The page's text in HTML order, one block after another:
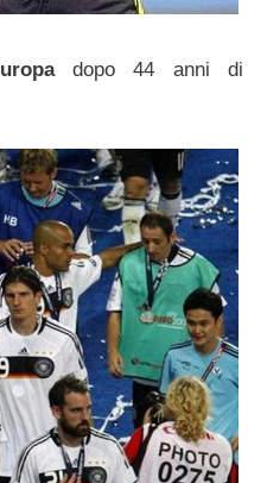
dopo 44 anni di